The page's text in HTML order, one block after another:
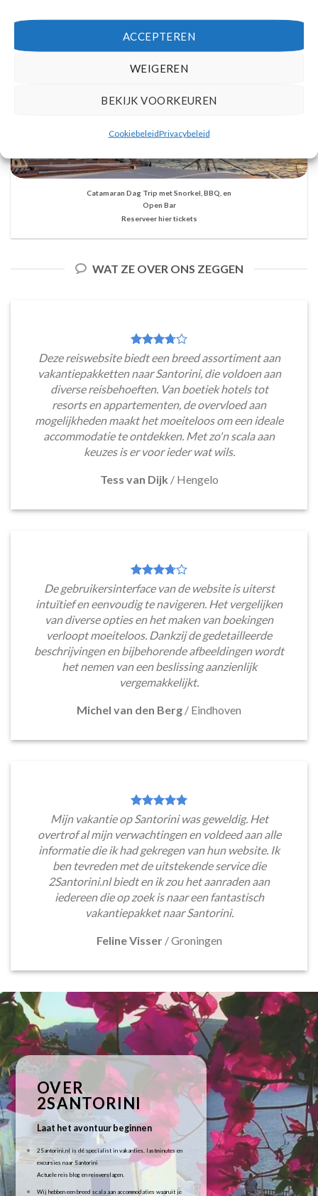
ACCEPTEREN
WEIGEREN
BEKIJK VOORKEUREN
CookiebeleidPrivacybeleid
Catamaran Dag Trip met Snorkel, BBQ, en
Open Bar
Reserveer hier tickets
WAT ZE OVER ONS ZEGGEN
Deze reiswebsite biedt een breed assortiment aan
vakantiepakketten naar Santorini, die voldoen aan
diverse reisbehoeften. Van boetiek hotels tot
resorts en appartementen, de overvloed aan
mogelijkheden maakt het moeiteloos om een ideale
accommodatie te ontdekken. Met zo'n scala aan
keuzes is er voor ieder wat wils.
Tess van Dijk / Hengelo
De gebruikersinterface van de website is uiterst
intuïtief en eenvoudig te navigeren. Het vergelijken
van diverse opties en het maken van boekingen
verloopt moeiteloos. Dankzij de gedetailleerde
beschrijvingen en bijbehorende afbeeldingen wordt
het nemen van een beslissing aanzienlijk
vergemakkelijkt.
Michel van den Berg / Eindhoven
Mijn vakantie op Santorini was geweldig. Het
overtrof al mijn verwachtingen en voldeed aan alle
informatie die ik had gekregen van hun website. Ik
ben tevreden met de uitstekende service die
2Santorini.nl biedt en ik zou het aanraden aan
iedereen die op zoek is naar een fantastisch
vakantiepakket naar Santorini.
Feline Visser /Groningen
OVER
2SANTORINI
Laat het avontuur beginnen
2Santorini.nl is dé specialist in vakanties, lastminutes en
excursies naar Santorini
Actuele reis blog en reisverslagen.
Wij hebben een breed scala aan accommodaties waaruit je